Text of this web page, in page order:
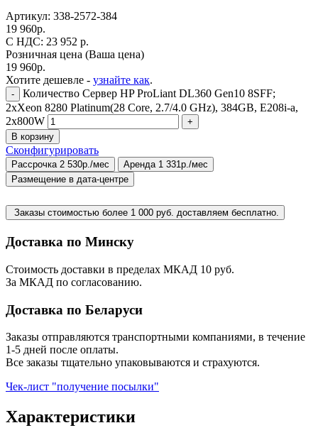
Артикул: 338-2572-384
19 960р.
C НДС: 23 952 р.
Розничная цена (Ваша цена)
19 960р.
Хотите дешевле - узнайте как.
-
Количество Сервер HP ProLiant DL360 Gen10 8SFF;
2xXeon 8280 Platinum(28 Core, 2.7/4.0 GHz), 384GB, E208i-a,
2x800W
+
В корзину
Сконфигурировать
Рассрочка 2 530р./мес
Аренда 1 331р./мес
Размещение в дата-центре
Заказы стоимостью более 1 000 руб. доставляем бесплатно.
Доставка по Минску
Стоимость доставки в пределах МКАД 10 руб.
За МКАД по согласованию.
Доставка по Беларуси
Заказы отправляются транспортными компаниями, в течение
1-5 дней после оплаты.
Все заказы тщательно упаковываются и страхуются.
Чек-лист "получение посылки"
Характеристики